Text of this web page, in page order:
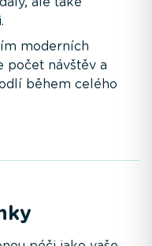
moderních
počet návštěv a
během celého